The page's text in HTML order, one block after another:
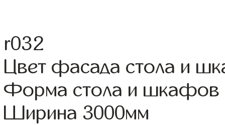
r032
Цвет фасада стола и
Форма стола и шкафов
Ширина 3000мм